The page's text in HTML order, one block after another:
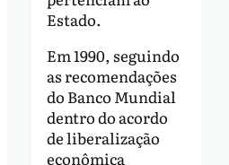
Estado.
Em 1990, seguindo
as recomendações
do Banco Mundial
dentro do acordo
de liberalização
econômica